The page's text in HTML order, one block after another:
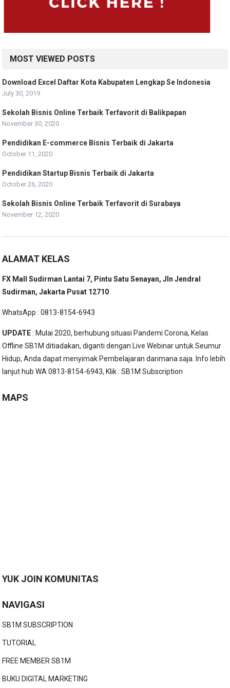
MOST VIEWED POSTS
Download Excel Daftar Kota Kabupaten Lengkap Se Indonesia
July 30, 2019
Sekolah Bisnis Online Terbaik Terfavorit di Balikpapan
November 30, 2020
Pendidikan E-commerce Bisnis Terbaik di Jakarta
October 11, 2020
Pendidikan Startup Bisnis Terbaik di Jakarta
October 26, 2020
Sekolah Bisnis Online Terbaik Terfavorit di Surabaya
November 12, 2020
ALAMAT KELAS
FX Mall Sudirman Lantai 7, Pintu Satu Senayan, Jln Jendral
Sudirman, Jakarta Pusat 12710
WhatsApp : 0813-8154-6943
UPDATE: Mulai 2020, berhubung situasi Pandemi Corona, Kelas
Offline SB1M ditiadakan, diganti dengan Live Webinar untuk Seumur
Hidup, Anda dapat menyimak Pembelajaran darimana saja. Info lebih
lanjut hub WA 0813-8154-6943, Klik :SB1M Subscription
MAPS
YUK JOIN KOMUNITAS
NAVIGASI
SB1M SUBSCRIPTION
TUTORIAL
FREE MEMBER SB1M
BUKU DIGITAL MARKETING